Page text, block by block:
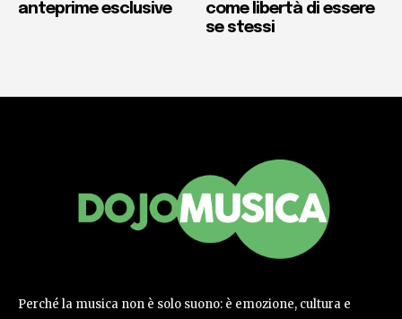
anteprime esclusive
come libertà di essere
se stessi
Perché la musica non è solo suono: è emozione, cultura e